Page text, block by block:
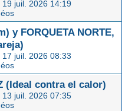
19 juil. 2026 14:19
y FORQUETA NORTE,
17 juil. 2026 08:33
(Ideal contra el calor)
13 juil. 2026 07:35